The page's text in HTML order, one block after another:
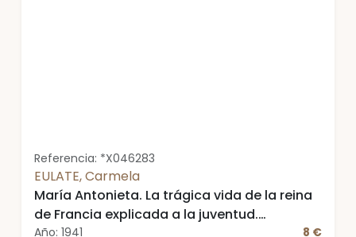
Referencia: *X046283
EULATE, Carmela
María Antonieta. La trágica vida de la reina
de Francia explicada a la juventud.
Año: 1941 8 €